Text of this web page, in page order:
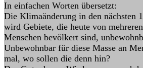
In einfachen Worten übersetzt:
Die Klimaänderung in den nächsten
wird Gebiete, die heute von
Menschen bevölkert sind,
Unbewohnbar für diese Masse an
mal, wo sollen die denn hin?